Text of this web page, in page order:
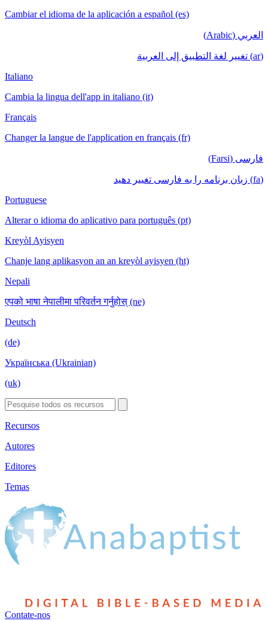
Cambiar el idioma de la aplicación a español (es)
العربي (Arabic)
(ar) تغيير لغة التطبيق إلى العربية
Italiano
Cambia la lingua dell'app in italiano (it)
Français
Changer la langue de l'application en français (fr)
فارسی (Farsi)
(fa) زبان برنامه را به فارسی تغییر دهید
Portuguese
Alterar o idioma do aplicativo para português (pt)
Kreyòl Ayisyen
Chanje lang aplikasyon an an kreyòl ayisyen (ht)
Nepali
एपको भाषा नेपालीमा परिवर्तन गर्नुहोस् (ne)
Deutsch
(de)
Українська (Ukrainian)
(uk)
Recursos
Autores
Editores
Temas
Contate-nos